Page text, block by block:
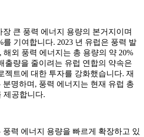
큰 풍력 에너지 용량의 본거지이며
를 기여합니다. 2023 년 유럽은 풍력 발
해외 풍력 에너지는 총 용량의 약 20%
출량을 줄이려는 유럽 연합의 약속은
젝트에 대한 투자를 강화했습니다. 재
명하며, 풍력 에너지는 현재 유럽 총
제공합니다.
력 에너지 용량을 빠르게 확장하고 있